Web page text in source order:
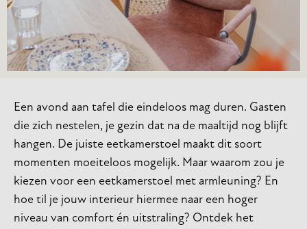
Een avond aan tafel die eindeloos mag duren. Gasten
die zich nestelen, je gezin dat na de maaltijd nog blijft
hangen. De juiste eetkamerstoel maakt dit soort
momenten moeiteloos mogelijk. Maar waarom zou je
kiezen voor een eetkamerstoel met armleuning? En
hoe til je jouw interieur hiermee naar een hoger
niveau van comfort én uitstraling? Ontdek het